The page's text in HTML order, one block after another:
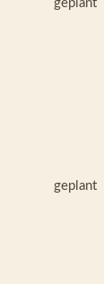
geplant
geplant